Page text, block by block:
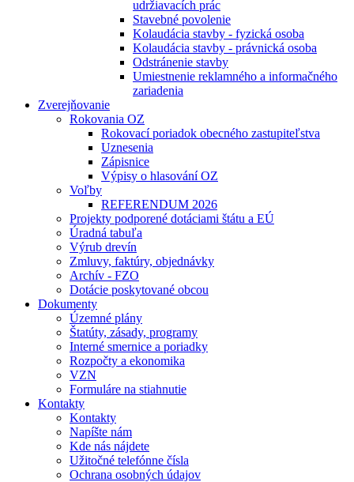
udržiavacích prác
Stavebné povolenie
Kolaudácia stavby - fyzická osoba
Kolaudácia stavby - právnická osoba
Odstránenie stavby
Umiestnenie reklamného a informačného
zariadenia
Zverejňovanie
Rokovania OZ
Rokovací poriadok obecného zastupiteľstva
Uznesenia
Zápisnice
Výpisy o hlasování OZ
Voľby
REFERENDUM 2026
Projekty podporené dotáciami štátu a EÚ
Úradná tabuľa
Výrub drevín
Zmluvy, faktúry, objednávky
Archív - FZO
Dotácie poskytované obcou
Dokumenty
Územné plány
Štatúty, zásady, programy
Interné smernice a poriadky
Rozpočty a ekonomika
VZN
Formuláre na stiahnutie
Kontakty
Kontakty
Napíšte nám
Kde nás nájdete
Užitočné telefónne čísla
Ochrana osobných údajov